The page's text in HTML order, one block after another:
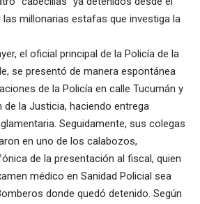
las millonarias estafas que investiga la
el oficial principal de la Policía de la
se presentó de manera espontánea
de la Policía en calle Tucumán y
la Justicia, haciendo entrega
Seguidamente, sus colegas
en uno de los calabozos,
de la presentación al fiscal, quien
médico en Sanidad Policial sea
donde quedó detenido. Según